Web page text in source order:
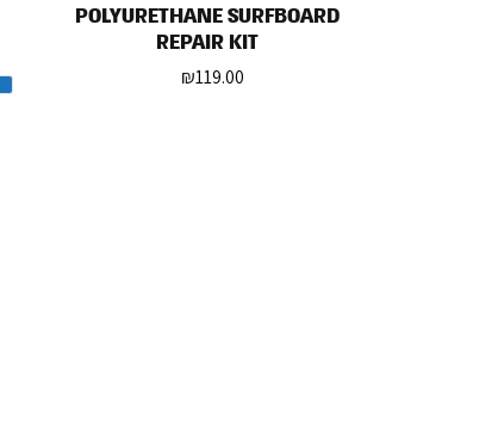
POLYURETHANE SURFBOARD
REPAIR KIT
₪119.00